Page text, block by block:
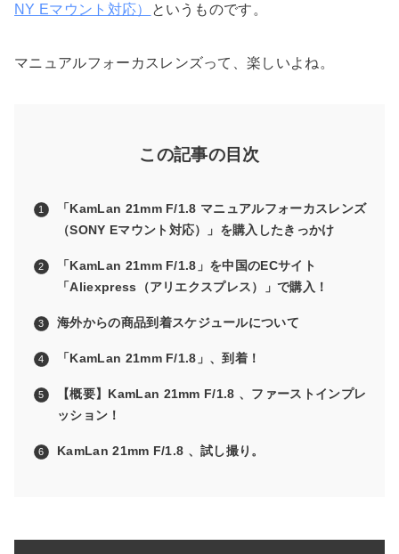
NY Eマウント対応）
というものです。
マニュアルフォーカスレンズって、楽しいよね。
この記事の目次
「KamLan 21mm F/1.8 マニュアルフォーカスレンズ
（SONY Eマウント対応）」を購入したきっかけ
「KamLan 21mm F/1.8」を中国のECサイト
「Aliexpress（アリエクスプレス）」で購入！
海外からの商品到着スケジュールについて
「KamLan 21mm F/1.8」、到着！
【概要】KamLan 21mm F/1.8 、ファーストインプレ
ッション！
KamLan 21mm F/1.8 、試し撮り。